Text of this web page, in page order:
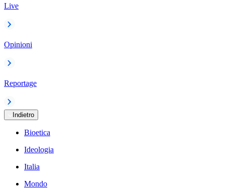
Live
Opinioni
Reportage
Indietro
Bioetica
Ideologia
Italia
Mondo